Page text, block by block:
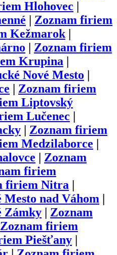
Hlohovec
Zoznam firiem
Kežmarok|
Zoznam firiem
Krupina
Nové Mesto
Zoznam firiem
Liptovský
Lučenec
Zoznam firiem
Medzilaborce
Zoznam
firiem
firiem Nitra
Mesto nad Váhom
Zámky
Zoznam
Zoznam firiem
Piešťany